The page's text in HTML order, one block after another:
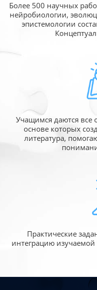
Более 500 научных
нейробиологии,
эпистемологии
Учащимся даются все
основе которых
литература,
Практические
интеграцию изучаемой